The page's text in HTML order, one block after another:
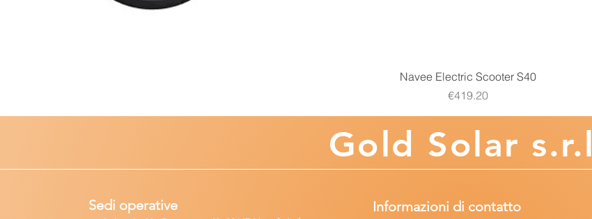
Quick View
Navee Electric Scooter S40
Price
€419.20
Gold Solar s.r.l
Sedi operative Informazioni di contatto